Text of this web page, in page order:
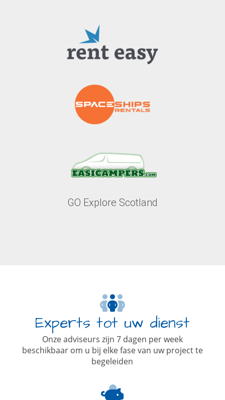
GO Explore Scotland
Experts tot uw dienst
Onze adviseurs zijn 7 dagen per week
beschikbaar om u bij elke fase van uw project te
begeleiden